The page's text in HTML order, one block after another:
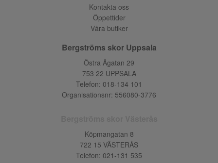
Kontakta oss
Öppettider
Våra butiker
Bergströms skor Uppsala
Östra Ågatan 29
753 22 UPPSALA
Telefon: 018-134 101
Organisationsnr: 556080-3776
Köpmangatan 8
722 15 VÄSTERÅS
Telefon: 021-131 535